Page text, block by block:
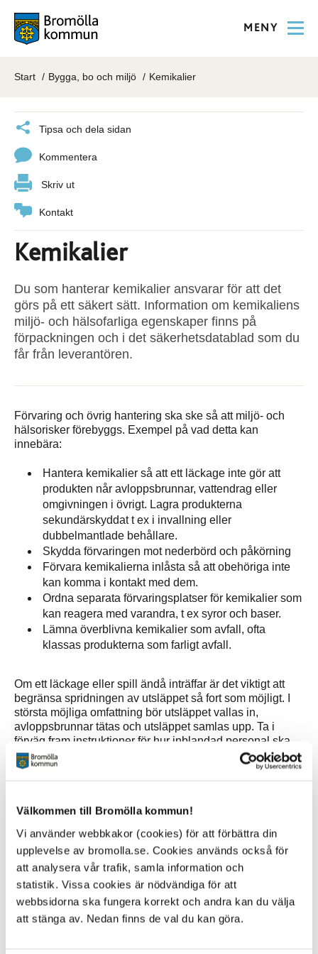
Välkommen till Bromölla kommun!
Vi använder webbkakor (cookies) för att förbättra din
upplevelse av bromolla.se. Cookies används också för
att analysera vår trafik, samla information och
statistik. Vissa cookies är nödvändiga för att
webbsidorna ska fungera korrekt och andra kan du välja
att stänga av. Nedan finns de val du kan göra.
MENY
Start Bygga, bo och miljö Kemikalier
Tipsa och dela sidan
Kommentera
Skriv ut
Kontakt
Kemikalier
Du som hanterar kemikalier ansvarar för att det
görs på ett säkert sätt. Information om kemikaliens
miljö- och hälsofarliga egenskaper finns på
förpackningen och i det säkerhetsdatablad som du
får från leverantören.
Förvaring och övrig hantering ska ske så att miljö- och
hälsorisker förebyggs. Exempel på vad detta kan
innebära:
Hantera kemikalier så att ett läckage inte gör att
produkten når avloppsbrunnar, vattendrag eller
omgivningen i övrigt. Lagra produkterna
sekundärskyddat t ex i invallning eller
dubbelmantlade behållare.
Skydda förvaringen mot nederbörd och påkörning
Förvara kemikalierna inlåsta så att obehöriga inte
kan komma i kontakt med dem.
Ordna separata förvaringsplatser för kemikalier som
kan reagera med varandra, t ex syror och baser.
Lämna överblivna kemikalier som avfall, ofta
klassas produkterna som farligt avfall.
Om ett läckage eller spill ändå inträffar är det viktigt att
begränsa spridningen av utsläppet så fort som möjligt. I
största möjliga omfattning bör utsläppet vallas in,
avloppsbrunnar tätas och utsläppet samlas upp. Ta i
förväg fram instruktioner för hur inblandad personal ska
agera vid en olycka. Se till att det finns
saneringsutrustning tillgänglig, så som absorptionsmedel
Ring SOS 112 vid akuta situationer med risk för
människors hälsa eller miljön.
Verksamheter som är tillstånds- eller
anmälningspliktiga enligt miljöbalken är skyldig att
underrätta myndighetskontoret vid driftsstörning
som kan leda till olägenheter för människors hälsa
eller miljön